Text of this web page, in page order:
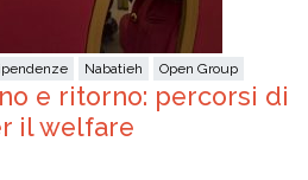
Nabatieh Open Group
e ritorno: percorsi di
il welfare